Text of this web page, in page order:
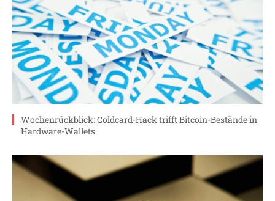
Wochenrückblick: Coldcard-Hack trifft Bitcoin-Bestände in
Hardware-Wallets